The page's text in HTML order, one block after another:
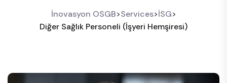
İnovasyon OSGB>Services>İSG>
Diğer Sağlık Personeli (İşyeri Hemşiresi)